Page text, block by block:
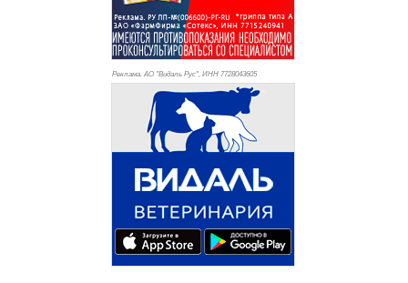
Реклама. АО "Видаль Рус", ИНН 7728043605